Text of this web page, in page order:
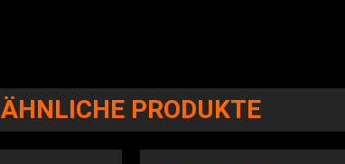
ÄHNLICHE PRODUKTE